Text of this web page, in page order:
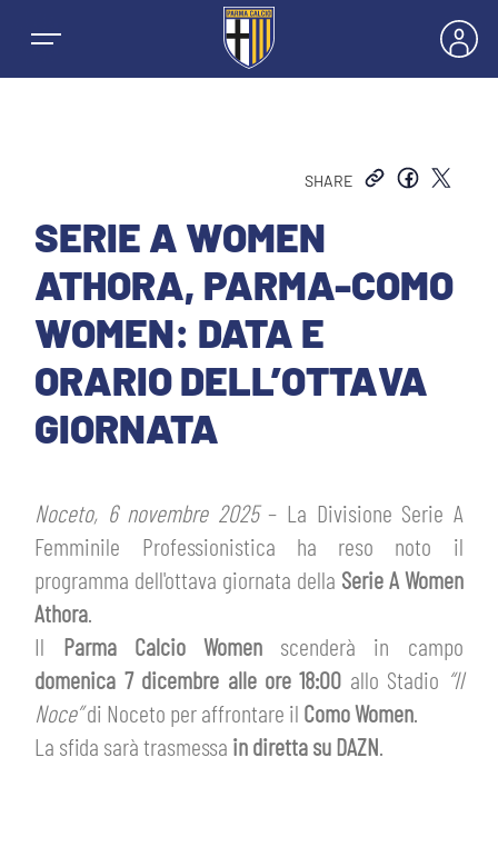
NEWS
SQUADRE
PRIMA SQUADRA MASCHILE
PRIMA SQUADRA FEMMINILE
GIOVANILE FEMMINILE
STAGIONE
MASCHILE
FEMMINILE
ABBONAMENTI
INFO BIGLIETTI
MUSEUM CLUB EXPERIENCE
TARDINI CARD
SHOP
HOSPITALITY
HOSPITALITY
MUSEUM CLUB EXPERIENCE
ESPORTS
IL CLUB
SHARE
SERIE A WOMEN
ATHORA, PARMA-COMO
WOMEN: DATA E
ORARIO DELL’OTTAVA
GIORNATA
Noceto, 6 novembre 2025– La Divisione Serie A
Femminile Professionistica ha reso noto il
programma dell'ottava giornata della Serie A Women
Athora
Il Parma Calcio Women scenderà in campo
domenica 7 dicembre alle ore 18:00 allo Stadio “Il
Noce”di Noceto per affrontare il Como Women
La sfida sarà trasmessa in diretta su DAZN